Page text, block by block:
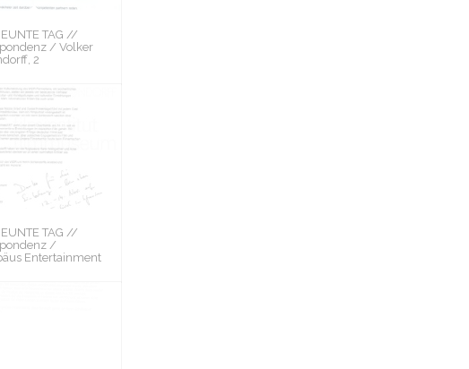
TAG //
/ Volker
2
TAG //
/
Entertainment